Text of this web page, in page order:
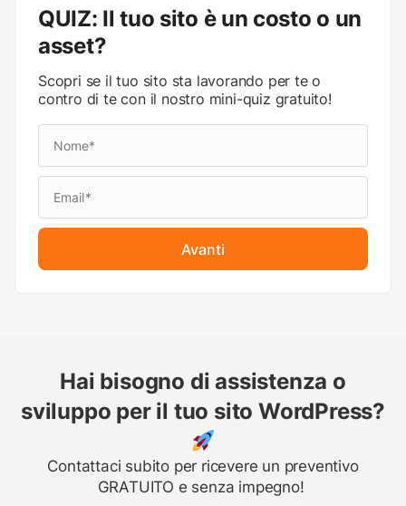
QUIZ: Il tuo sito è un costo o un
asset?
Scopri se il tuo sito sta lavorando per te o
contro di te con il nostro mini-quiz gratuito!
Avanti
Hai bisogno di assistenza o
sviluppo per il tuo sito WordPress?
Contattaci subito per ricevere un preventivo
GRATUITO e senza impegno!